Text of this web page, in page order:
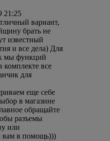
21:25
вариант,
брать не
известный
и все дела) Для
мы функций
комплекте все
для
еще себе
в магазине
обращайте
разъемы
или
вам в помощь)))